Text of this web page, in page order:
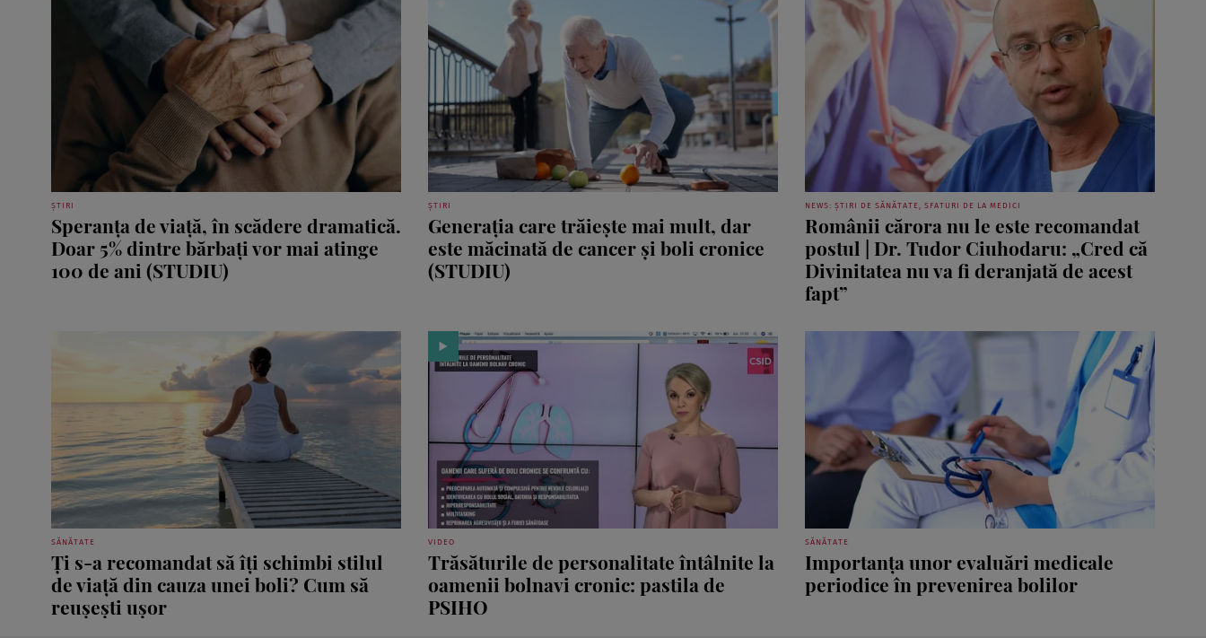
ȘTIRI
Speranţa de viaţă, în scădere dramatică.
Doar 5% dintre bărbaţi vor mai atinge
100 de ani (STUDIU)
ȘTIRI
Generația care trăiește mai mult, dar
este măcinată de cancer și boli cronice
(STUDIU)
NEWS: ȘTIRI DE SĂNĂTATE, SFATURI DE LA MEDICI
Românii cărora nu le este recomandat
postul | Dr. Tudor Ciuhodaru: „Cred că
Divinitatea nu va fi deranjată de acest
fapt”
SĂNĂTATE
Ți s-a recomandat să îți schimbi stilul
de viață din cauza unei boli? Cum să
reușești ușor
VIDEO
Trăsăturile de personalitate întâlnite la
oamenii bolnavi cronic: pastila de
PSIHO
SĂNĂTATE
Importanța unor evaluări medicale
periodice în prevenirea bolilor